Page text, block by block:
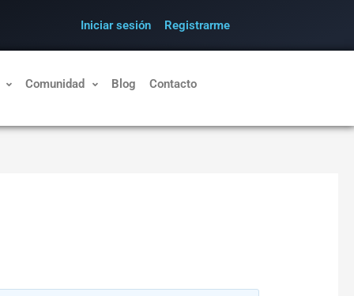
Iniciar sesión Registrarme
Comunidad Blog Contacto